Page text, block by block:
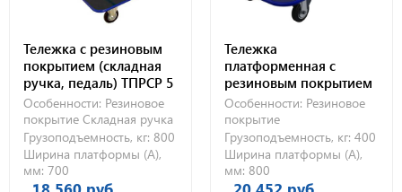
Тележка с резиновым
покрытием (складная
ручка, педаль) ТПРСР 5
МП (700х1200) без
колес
Особенности: Резиновое
покрытие Складная ручка
Грузоподъемность, кг: 800
Ширина платформы (А),
мм: 700
Тележка
платформенная с
резиновым покрытием
ТПР 10 (800х1800) 160-Ч
Особенности: Резиновое
покрытие
Грузоподъемность, кг: 400
Ширина платформы (А),
мм: 800